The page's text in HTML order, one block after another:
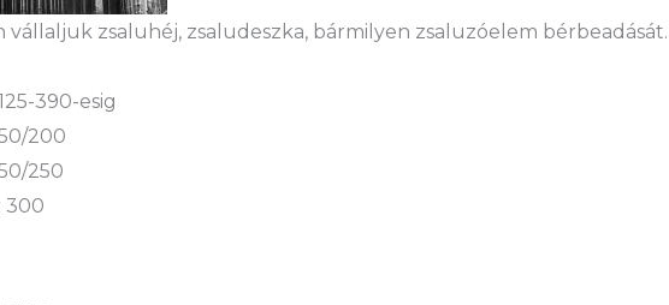
zsaluhéj, zsaludeszka, bármilyen zsaluzóelem
390-esig
200
250
300